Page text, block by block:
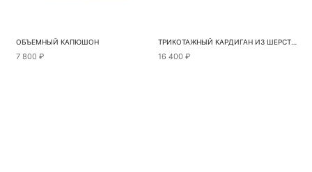
ОБЪЕМНЫЙ КАПЮШОН
7 800 ₽
ТРИКОТАЖНЫЙ КАРДИГАН ИЗ ШЕРСТИ АЛЬПАКА
16 400 ₽